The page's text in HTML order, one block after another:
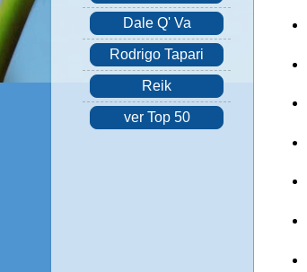
Dale Q' Va
Rodrigo Tapari
Reik
ver Top 50